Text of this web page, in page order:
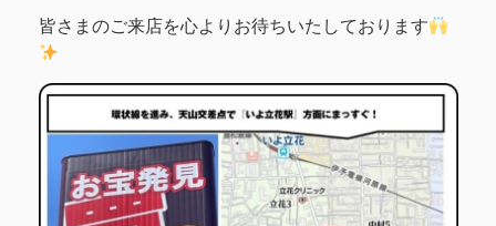
皆さまのご来店を心よりお待ちいたしております